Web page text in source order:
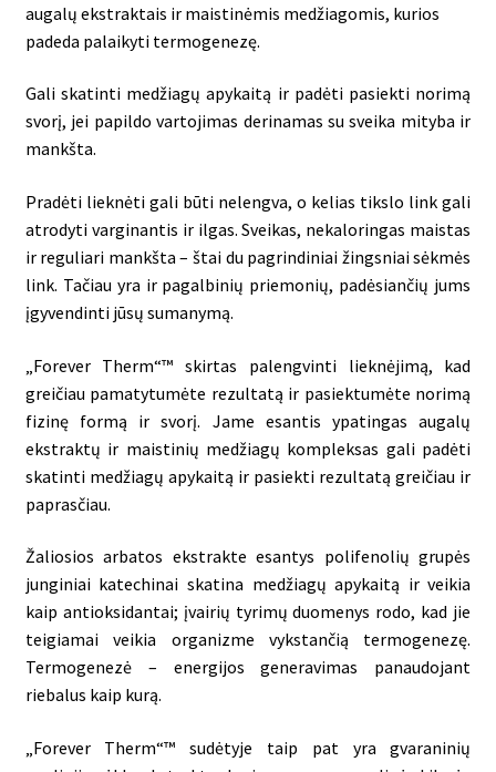
augalų ekstraktais ir maistinėmis medžiagomis, kurios
padeda palaikyti termogenezę.
Gali skatinti medžiagų apykaitą ir padėti pasiekti norimą
svorį, jei papildo vartojimas derinamas su sveika mityba ir
mankšta.
Pradėti lieknėti gali būti nelengva, o kelias tikslo link gali
atrodyti varginantis ir ilgas. Sveikas, nekaloringas maistas
ir reguliari mankšta – štai du pagrindiniai žingsniai sėkmės
link. Tačiau yra ir pagalbinių priemonių, padėsiančių jums
įgyvendinti jūsų sumanymą.
„Forever Therm“™ skirtas palengvinti lieknėjimą, kad
greičiau pamatytumėte rezultatą ir pasiektumėte norimą
fizinę formą ir svorį. Jame esantis ypatingas augalų
ekstraktų ir maistinių medžiagų kompleksas gali padėti
skatinti medžiagų apykaitą ir pasiekti rezultatą greičiau ir
paprasčiau.
Žaliosios arbatos ekstrakte esantys polifenolių grupės
junginiai katechinai skatina medžiagų apykaitą ir veikia
kaip antioksidantai; įvairių tyrimų duomenys rodo, kad jie
teigiamai veikia organizme vykstančią termogenezę.
Termogenezė – energijos generavimas panaudojant
riebalus kaip kurą.
„Forever Therm“™ sudėtyje taip pat yra gvaraninių